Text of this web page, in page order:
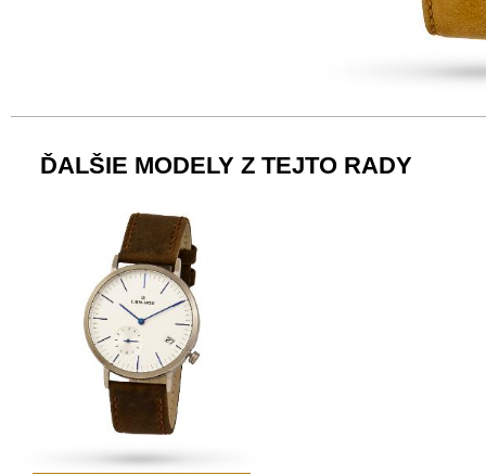
ĎALŠIE MODELY Z TEJTO RADY